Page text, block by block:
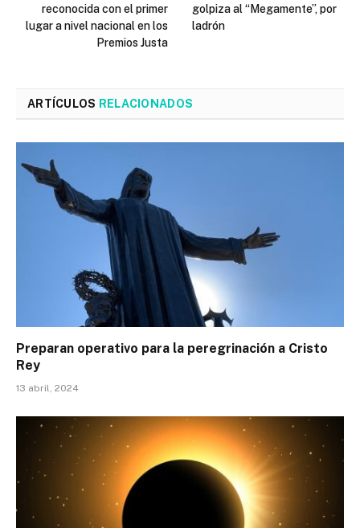
reconocida con el primer
lugar a nivel nacional en los
Premios Justa
golpiza al “Megamente”, por
ladrón
ARTÍCULOS RELACIONADOS
Preparan operativo para la peregrinación a Cristo
Rey
13 abril, 2024